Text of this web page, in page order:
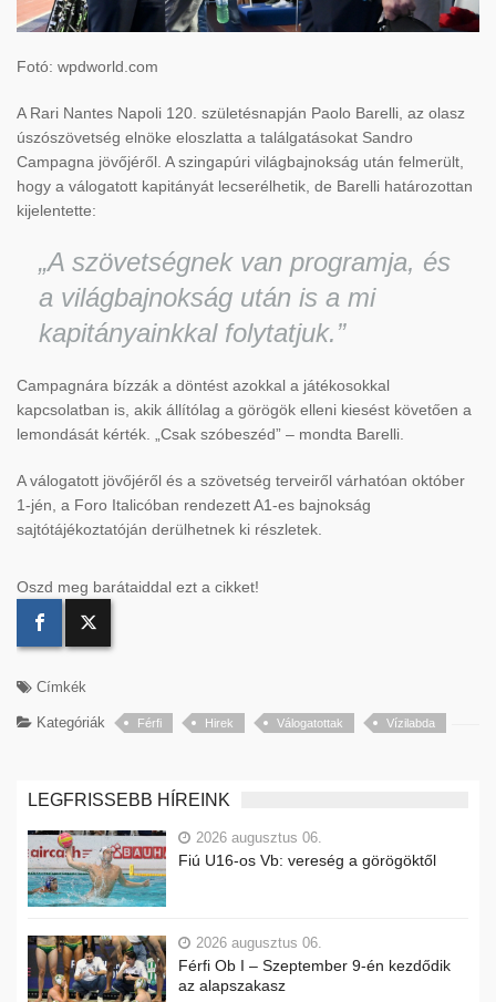
Fotó: wpdworld.com
A Rari Nantes Napoli 120. születésnapján Paolo Barelli, az olasz
úszószövetség elnöke eloszlatta a találgatásokat Sandro
Campagna jövőjéről. A szingapúri világbajnokság után felmerült,
hogy a válogatott kapitányát lecserélhetik, de Barelli határozottan
kijelentette:
„A szövetségnek van programja, és
a világbajnokság után is a mi
kapitányainkkal folytatjuk.”
Campagnára bízzák a döntést azokkal a játékosokkal
kapcsolatban is, akik állítólag a görögök elleni kiesést követően a
lemondását kérték. „Csak szóbeszéd” – mondta Barelli.
A válogatott jövőjéről és a szövetség terveiről várhatóan október
1-jén, a Foro Italicóban rendezett A1-es bajnokság
sajtótájékoztatóján derülhetnek ki részletek.
Oszd meg barátaiddal ezt a cikket!
Címkék
Kategóriák Férfi Hirek Válogatottak Vízilabda
LEGFRISSEBB HÍREINK
2026 augusztus 06.
Fiú U16-os Vb: vereség a görögöktől
2026 augusztus 06.
Férfi Ob I – Szeptember 9-én kezdődik
az alapszakasz